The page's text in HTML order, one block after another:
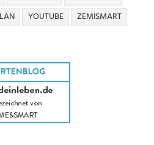
YOUTUBE
ZEMISMART